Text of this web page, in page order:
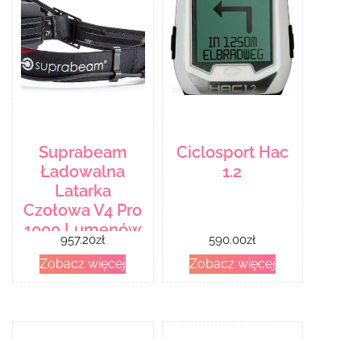
Suprabeam
Ładowalna
Latarka
Czołowa V4 Pro
1000 Lumenów
957.20zł
Zobacz więcej
Ciclosport Hac
1.2
590.00zł
Zobacz więcej